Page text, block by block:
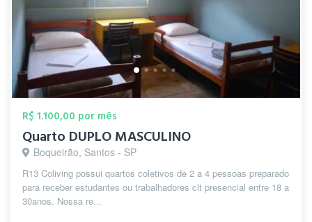
R$ 1.100,00 por mês
Quarto DUPLO MASCULINO
Boqueirão, Santos - SP
R13 Coliving possui quartos coletivos de 2 a 4 pessoas preparado
para receber estudantes ou trabalhadores clt presencial entre 18 a
30anos. Nossa re...